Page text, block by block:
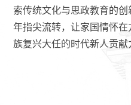
索传统文化与思政教育的
年指尖流转，让家国情怀
族复兴大任的时代新人贡献